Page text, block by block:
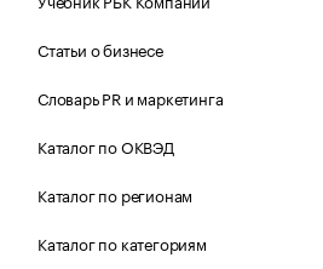
Статьи о бизнесе
Словарь PR и маркетинга
Каталог по ОКВЭД
Каталог по регионам
Каталог по категориям